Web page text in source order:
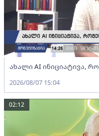
ახალი AI ინიციატივა,
2026/08/07 15:04
02:12